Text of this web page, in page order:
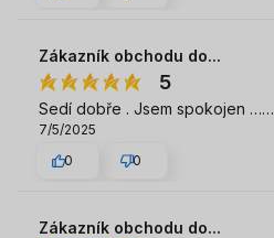
Zákazník obchodu do...
5
Sedí dobře . Jsem spokojen ……
7/5/2025
0
0
Zákazník obchodu do...